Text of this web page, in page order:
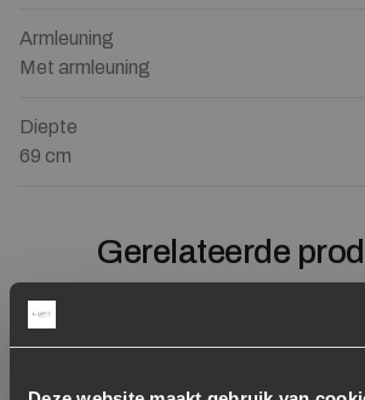
Armleuning
Met armleuning
Diepte
69 cm
Gerelateerde